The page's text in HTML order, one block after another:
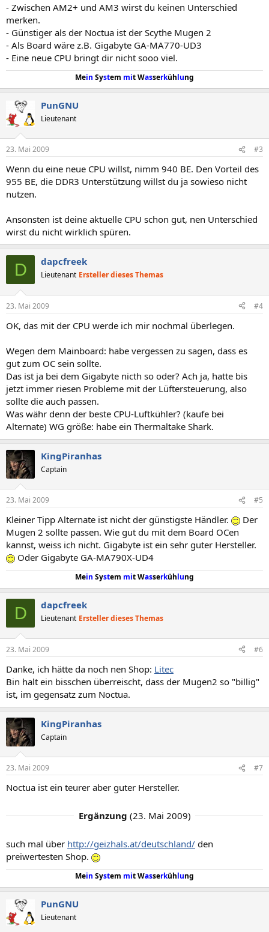
- Zwischen AM2+ und AM3 wirst du keinen Unterschied
merken.
- Günstiger als der Noctua ist der Scythe Mugen 2
- Als Board wäre z.B. Gigabyte GA-MA770-UD3
- Eine neue CPU bringt dir nicht sooo viel.
Mein System mit Wasserkühlung
PunGNU
Lieutenant
23. Mai 2009 #3
Wenn du eine neue CPU willst, nimm 940 BE. Den Vorteil des
955 BE, die DDR3 Unterstützung willst du ja sowieso nicht
nutzen.
Ansonsten ist deine aktuelle CPU schon gut, nen Unterschied
wirst du nicht wirklich spüren.
D dapcfreek
Lieutenant Ersteller dieses Themas
23. Mai 2009 #4
OK, das mit der CPU werde ich mir nochmal überlegen.
Wegen dem Mainboard: habe vergessen zu sagen, dass es
gut zum OC sein sollte.
Das ist ja bei dem Gigabyte nicth so oder? Ach ja, hatte bis
jetzt immer riesen Probleme mit der Lüftersteuerung, also
sollte die auch passen.
Was währ denn der beste CPU-Luftkühler? (kaufe bei
Alternate) WG größe: habe ein Thermaltake Shark.
KingPiranhas
Captain
23. Mai 2009 #5
Kleiner Tipp Alternate ist nicht der günstigste Händler.
Der
Mugen 2 sollte passen. Wie gut du mit dem Board OCen
kannst, weiss ich nicht. Gigabyte ist ein sehr guter Hersteller.
Oder Gigabyte GA-MA790X-UD4
Mein System mit Wasserkühlung
D dapcfreek
Lieutenant Ersteller dieses Themas
23. Mai 2009 #6
Danke, ich hätte da noch nen Shop: Litec
Bin halt ein bisschen überreischt, dass der Mugen2 so "billig"
ist, im gegensatz zum Noctua.
KingPiranhas
Captain
23. Mai 2009 #7
Noctua ist ein teurer aber guter Hersteller.
Ergänzung (23. Mai 2009)
such mal über http://geizhals.at/deutschland/ den
preiwertesten Shop.
Mein System mit Wasserkühlung
PunGNU
Lieutenant